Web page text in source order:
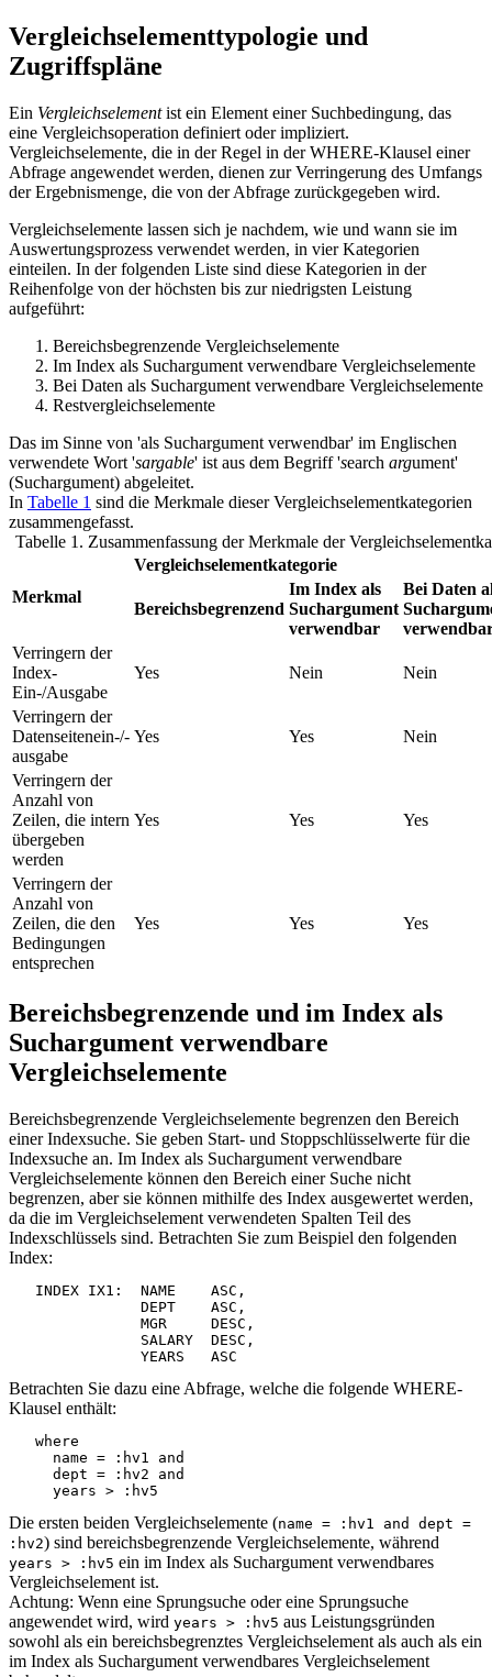
Vergleichselementtypologie und
Zugriffspläne
Ein Vergleichselementist ein Element einer Suchbedingung, das
eine Vergleichsoperation definiert oder impliziert.
Vergleichselemente, die in der Regel in der WHERE-Klausel einer
Abfrage angewendet werden, dienen zur Verringerung des Umfangs
der Ergebnismenge, die von der Abfrage zurückgegeben wird.
Vergleichselemente lassen sich je nachdem, wie und wann sie im
Auswertungsprozess verwendet werden, in vier Kategorien
einteilen. In der folgenden Liste sind diese Kategorien in der
Reihenfolge von der höchsten bis zur niedrigsten Leistung
aufgeführt:
Bereichsbegrenzende Vergleichselemente
Im Index als Suchargument verwendbare Vergleichselemente
Bei Daten als Suchargument verwendbare Vergleichselemente
Restvergleichselemente
Das im Sinne von 'als Suchargument verwendbar' im Englischen
verwendete Wort 'sargable' ist aus dem Begriff 'search argument'
(Suchargument) abgeleitet.
In Tabelle 1 sind die Merkmale dieser Vergleichselementkategorien
zusammengefasst.
Tabelle 1. Zusammenfassung der Merkmale der
Merkmal
Vergleichselementkategorie
Bereichsbegrenzend
Im Index als
Suchargument
verwendbar
Bei Daten
Verringern der
Index-
Ein-/Ausgabe
Yes Nein Nein
Verringern der
Datenseitenein-/-
ausgabe
Yes Yes Nein
Verringern der
Anzahl von
Zeilen, die intern
übergeben
werden
Yes Yes Yes
Verringern der
Anzahl von
Zeilen, die den
Bedingungen
entsprechen
Yes Yes Yes
Bereichsbegrenzende und im Index als
Suchargument verwendbare
Vergleichselemente
Bereichsbegrenzende Vergleichselemente begrenzen den Bereich
einer Indexsuche. Sie geben Start- und Stoppschlüsselwerte für die
Indexsuche an. Im Index als Suchargument verwendbare
Vergleichselemente können den Bereich einer Suche nicht
begrenzen, aber sie können mithilfe des Index ausgewertet werden,
da die im Vergleichselement verwendeten Spalten Teil des
Indexschlüssels sind. Betrachten Sie zum Beispiel den folgenden
Index:
   INDEX IX1:  NAME    ASC,
               DEPT    ASC,
               MGR     DESC,
               SALARY  DESC,
               YEARS   ASC
Betrachten Sie dazu eine Abfrage, welche die folgende WHERE-
Klausel enthält:
   where
     name = :hv1 and
     dept = :hv2 and
     years > :hv5
Die ersten beiden Vergleichselemente (name = :hv1 and dept =
:hv2) sind bereichsbegrenzende Vergleichselemente, während
years > :hv5 ein im Index als Suchargument verwendbares
Vergleichselement ist.
Achtung: Wenn eine Sprungsuche oder eine Sprungsuche
angewendet wird, wird years > :hv5 aus Leistungsgründen
sowohl als ein bereichsbegrenztes Vergleichselement als auch als ein
im Index als Suchargument verwendbares Vergleichselement